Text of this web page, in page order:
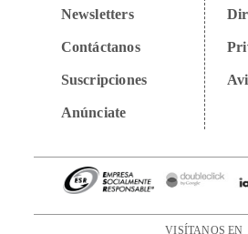
Newsletters
Contáctanos
Suscripciones
Anúnciate
VISÍTANOS EN